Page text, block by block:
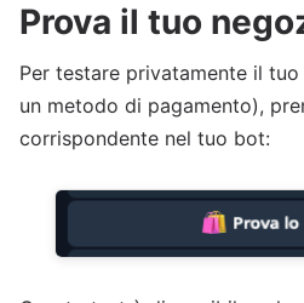
Prova il tuo
Per testare privatamente il
un metodo di pagamento),
corrispondente nel tuo bot: